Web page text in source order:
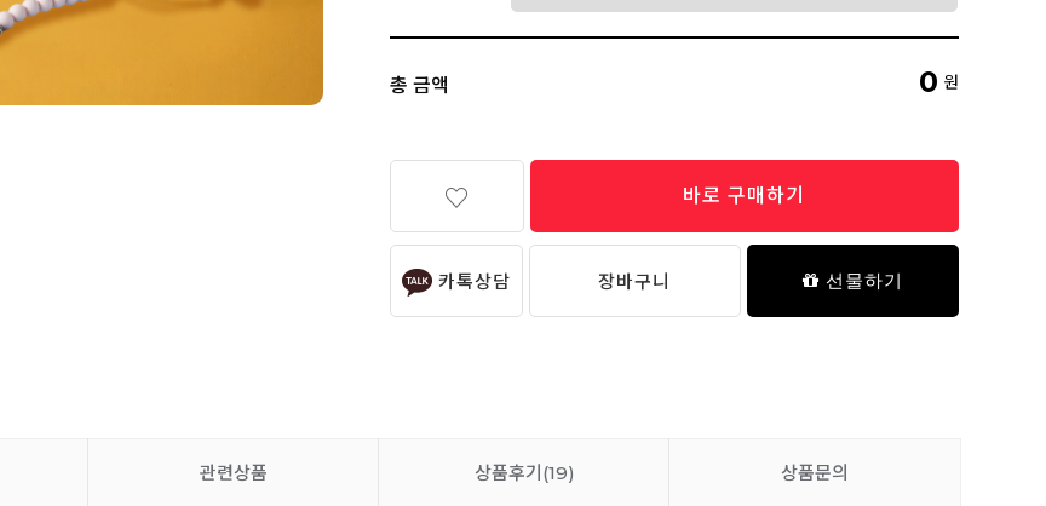
총 금액 0 원
바로 구매하기
카톡상담 장바구니 선물하기
관련상품 상품후기(19) 상품문의